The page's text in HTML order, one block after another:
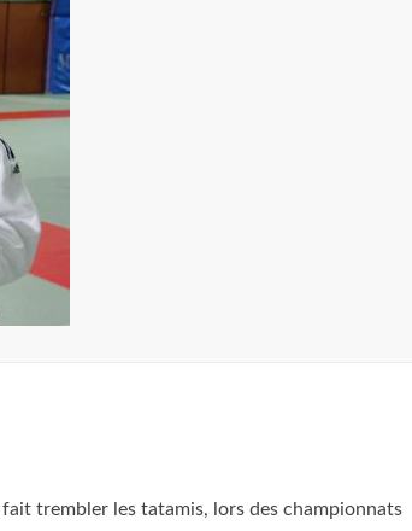
fait trembler les tatamis, lors des championnats